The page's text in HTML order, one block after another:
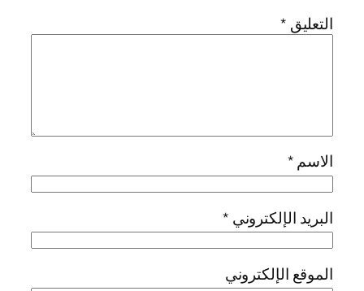
التعليق *
الاسم*
البريد الإلكتروني *
الموقع الإلكتروني